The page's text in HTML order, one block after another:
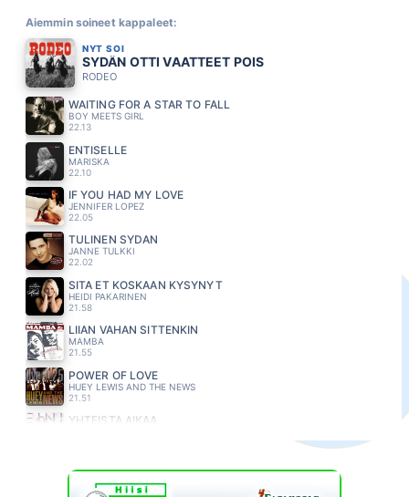
Aiemmin soineet kappaleet:
NYT SOI
SYDÄN OTTI VAATTEET POIS
RODEO
WAITING FOR A STAR TO FALL
BOY MEETS GIRL
22.13
ENTISELLE
MARISKA
22.10
IF YOU HAD MY LOVE
JENNIFER LOPEZ
22.05
TULINEN SYDAN
JANNE TULKKI
22.02
SITA ET KOSKAAN KYSYNYT
HEIDI PAKARINEN
21.58
LIIAN VAHAN SITTENKIN
MAMBA
21.55
POWER OF LOVE
HUEY LEWIS AND THE NEWS
21.51
YHTEISTÄ AIKAA
RONAN KEATING